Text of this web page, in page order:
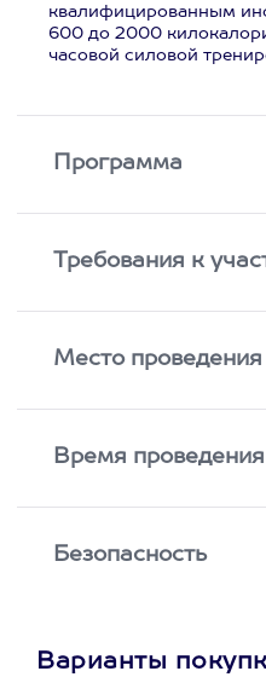
квалифицированным
600 до 2000
часовой силовой
Программа
Требования к
Место проведения
Время проведения
Безопасность
Варианты